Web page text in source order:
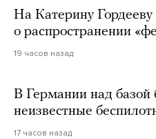
На Катерину Гордееву
о распространении
19 часов назад
В Германии над базой
неизвестные
17 часов назад